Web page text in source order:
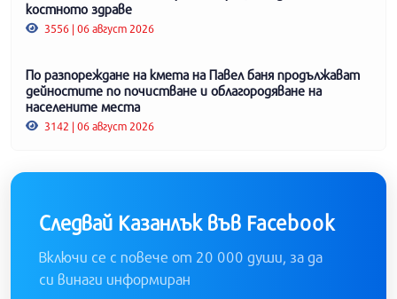
костното здраве
3556 | 06 август 2026
По разпореждане на кмета на Павел баня продължават
дейностите по почистване и облагородяване на
населените места
3142 | 06 август 2026
Следвай Казанлък във Facebook
Включи се с повече от 20 000 души, за да
си винаги информиран